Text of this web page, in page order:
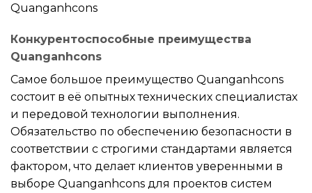
Quanganhcons
Конкурентоспособные преимущества
Quanganhcons
Самое большое преимущество Quanganhcons
состоит в её опытных технических специалистах
и передовой технологии выполнения.
Обязательство по обеспечению безопасности в
соответствии с строгими стандартами является
фактором, что делает клиентов уверенными в
выборе Quanganhcons для проектов систем